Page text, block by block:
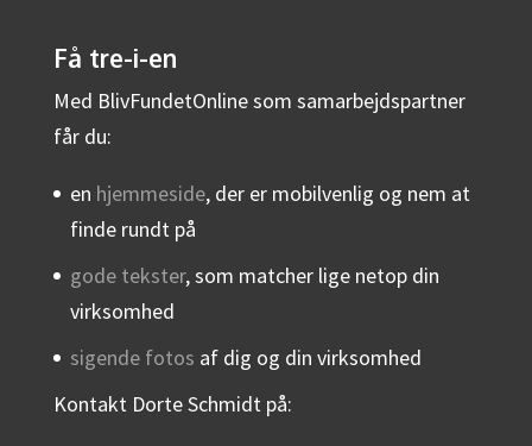
Få tre-i-en
Med BlivFundetOnline som samarbejdspartner
får du:
en hjemmeside, der er mobilvenlig og nem at
finde rundt på
gode tekster, som matcher lige netop din
virksomhed
sigende fotos af dig og din virksomhed
Kontakt Dorte Schmidt på: